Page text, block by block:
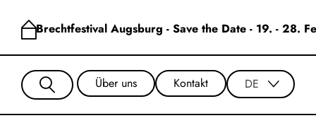
Brechtfestival Augsburg - Save the Date - 19. - 28.
Über uns Kontakt DE